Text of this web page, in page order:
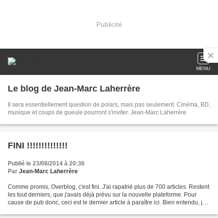
Publicité
MENU
Le blog de Jean-Marc Laherrère
Il sera essentiellement question de polars, mais pas seulement. Cinéma, BD,
musique et coups de gueule pourront s'inviter. Jean-Marc Laherrère
FINI !!!!!!!!!!!!!!
Publié le 23/08/2014 à 20:36
Par Jean-Marc Laherrère
Comme promis, Overblog, c'est fini. J'ai rapatrié plus de 700 articles. Restent
les tout derniers, que j'avais déjà prévu sur la nouvelle plateforme. Pour
cause de pub donc, ceci est le dernier article à paraître ici. Bien entendu, je